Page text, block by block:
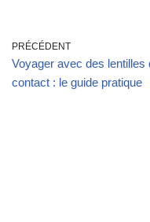
PRÉCÉDENT
Voyager avec des lentilles
contact : le guide pratique